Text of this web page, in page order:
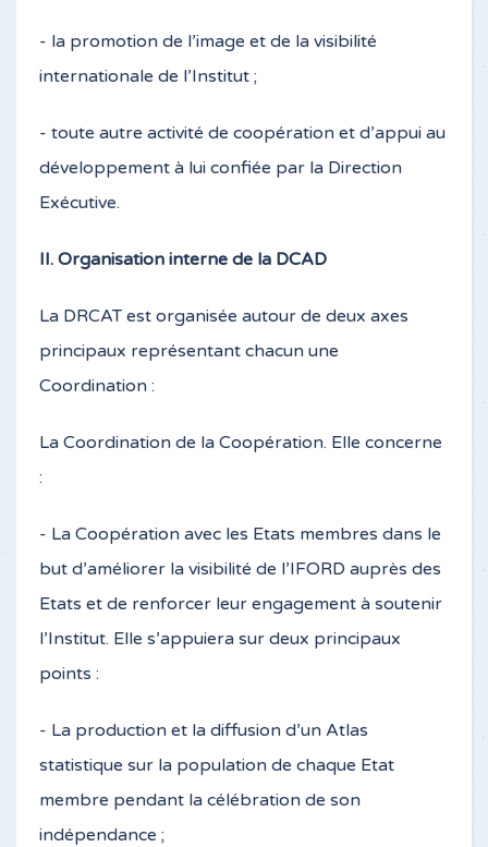
- la promotion de l’image et de la visibilité
internationale de l’Institut ;
- toute autre activité de coopération et d’appui au
développement à lui confiée par la Direction
Exécutive.
II. Organisation interne de la DCAD
La DRCAT est organisée autour de deux axes
principaux représentant chacun une
Coordination :
La Coordination de la Coopération. Elle concerne
:
- La Coopération avec les Etats membres dans le
but d’améliorer la visibilité de l’IFORD auprès des
Etats et de renforcer leur engagement à soutenir
l’Institut. Elle s’appuiera sur deux principaux
points :
- La production et la diffusion d’un Atlas
statistique sur la population de chaque Etat
membre pendant la célébration de son
indépendance ;